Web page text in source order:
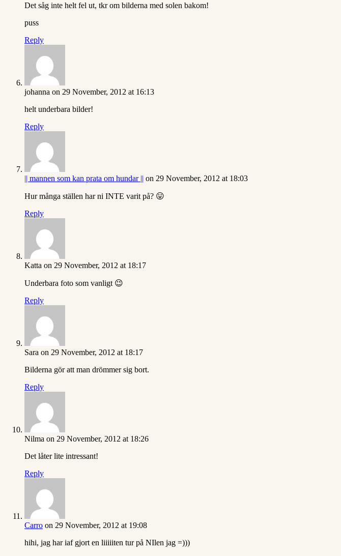
Det såg inte helt fel ut, tkr om bilderna med solen bakom!
puss
Reply
johanna on 29 November, 2012 at 16:13
helt underbara bilder!
Reply
|| mannen som kan prata om hundar || on 29 November, 2012 at 18:03
Hur många ställen har ni INTE varit på? 😛
Reply
Katta on 29 November, 2012 at 18:17
Underbara foto som vanligt 😉
Reply
Sara on 29 November, 2012 at 18:17
Bilderna gör att man drömmer sig bort.
Reply
Nilma on 29 November, 2012 at 18:26
Det låter lite intressant!
Reply
Carro on 29 November, 2012 at 19:08
hihi, jag har iaf gjort en liiiiiten tur på NIlen jag =)))